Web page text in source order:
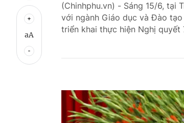
aA
(Chinhphu.vn) - Sáng 15/6, tại
với ngành Giáo dục và Đào
triển khai thực hiện Nghị